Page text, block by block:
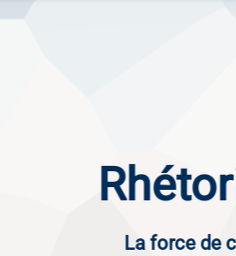
Rhétorique
La force de convaincre